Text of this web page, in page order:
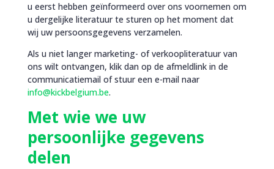
u eerst hebben geïnformeerd over ons voornemen om
u dergelijke literatuur te sturen op het moment dat
wij uw persoonsgegevens verzamelen.
Als u niet langer marketing- of verkoopliteratuur van
ons wilt ontvangen, klik dan op de afmeldlink in de
communicatiemail of stuur een e-mail naar
info@kickbelgium.be.
Met wie we uw
persoonlijke gegevens
delen